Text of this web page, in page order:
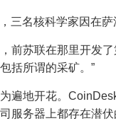
三名核科学家因在萨
前苏联在那里开发
括所谓的采矿。”
遍地开花。
服务器上都存在潜伏